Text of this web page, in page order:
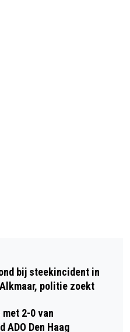
HET BREIN;
OPENT
bij steekincident in
politie zoekt
2-0 van
ADO Den Haag